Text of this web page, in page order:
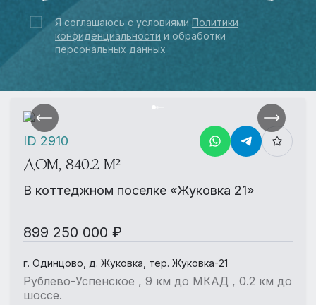
Я соглашаюсь с условиями Политики
конфиденциальности и обработки
персональных данных
ДОМ, 840.2 М²
В коттеджном поселке «Жуковка 21»
899 250 000 ₽
г. Одинцово, д. Жуковка, тер. Жуковка-21
Рублево-Успенское , 9 км до МКАД , 0.2 км до
шоссе.
ID 2910